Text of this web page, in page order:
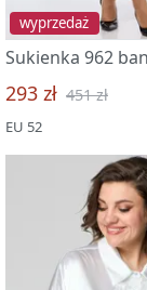
wyprzedaż
Sukienka 962
293 zł 451 zł
EU 52